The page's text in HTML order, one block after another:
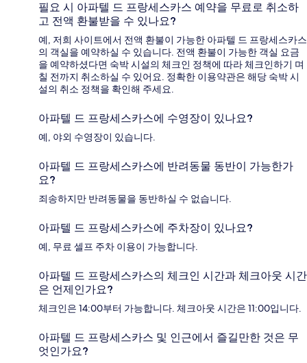
필요 시 아파텔 드 프랑세스카스 예약을 무료로 취소하
고 전액 환불받을 수 있나요?
예, 저희 사이트에서 전액 환불이 가능한 아파텔 드 프랑세스카스
의 객실을 예약하실 수 있습니다. 전액 환불이 가능한 객실 요금
을 예약하셨다면 숙박 시설의 체크인 정책에 따라 체크인하기 며
칠 전까지 취소하실 수 있어요. 정확한 이용약관은 해당 숙박 시
설의 취소 정책을 확인해 주세요.
아파텔 드 프랑세스카스에 수영장이 있나요?
예, 야외 수영장이 있습니다.
아파텔 드 프랑세스카스에 반려동물 동반이 가능한가
요?
죄송하지만 반려동물을 동반하실 수 없습니다.
아파텔 드 프랑세스카스에 주차장이 있나요?
예, 무료 셀프 주차 이용이 가능합니다.
아파텔 드 프랑세스카스의 체크인 시간과 체크아웃 시간
은 언제인가요?
체크인은 14:00부터 가능합니다. 체크아웃 시간은 11:00입니다.
아파텔 드 프랑세스카스 및 인근에서 즐길만한 것은 무
엇인가요?